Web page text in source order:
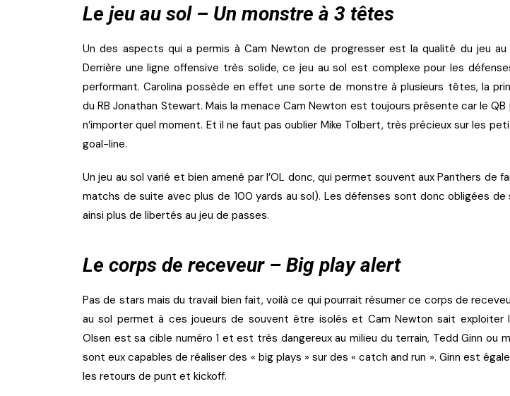
Le jeu au sol – Un monstre à 3 têtes
Un des aspects qui a permis à Cam Newton de progresser est la qualité du jeu au
Derrière une ligne offensive très solide, ce jeu au sol est complexe pour les
performant. Carolina possède en effet une sorte de monstre à plusieurs têtes, la
du RB Jonathan Stewart. Mais la menace Cam Newton est toujours présente car le QB
n’importer quel moment. Et il ne faut pas oublier Mike Tolbert, très précieux sur les
goal-line.
Un jeu au sol varié et bien amené par l’OL donc, qui permet souvent aux Panthers de
matchs de suite avec plus de 100 yards au sol). Les défenses sont donc obligées de
ainsi plus de libertés au jeu de passes.
Le corps de receveur – Big play alert
Pas de stars mais du travail bien fait, voilà ce qui pourrait résumer ce corps de
au sol permet à ces joueurs de souvent être isolés et Cam Newton sait exploiter
Olsen est sa cible numéro 1 et est très dangereux au milieu du terrain, Tedd Ginn ou
sont eux capables de réaliser des « big plays » sur des « catch and run ». Ginn est
les retours de punt et kickoff.